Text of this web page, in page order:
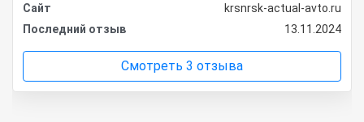
Сайт
krsnrsk-actual-avto.ru
Последний отзыв
13.11.2024
Смотреть 3 отзыва